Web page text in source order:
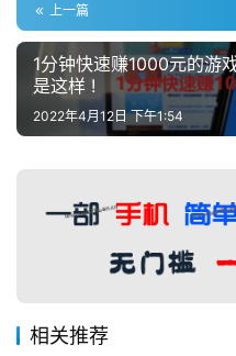
上一篇
1分钟快速赚1000元的游
是这样 !
2022年4月12日 下午1:54
相关推荐